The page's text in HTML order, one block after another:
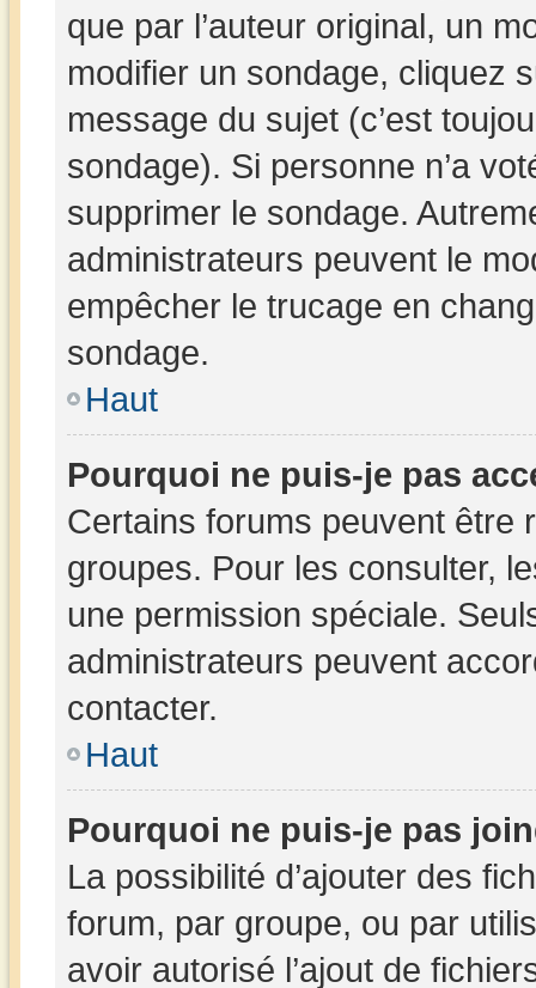
que par l’auteur original, un
modifier un sondage, cliquez
message du sujet (c’est
sondage). Si personne n’a
supprimer le sondage.
administrateurs peuvent le
empêcher le trucage en
sondage.
Haut
Pourquoi ne puis-je pas
Certains forums peuvent être
groupes. Pour les consulter,
une permission spéciale.
administrateurs peuvent
contacter.
Haut
Pourquoi ne puis-je pas
La possibilité d’ajouter des
forum, par groupe, ou par
avoir autorisé l’ajout de